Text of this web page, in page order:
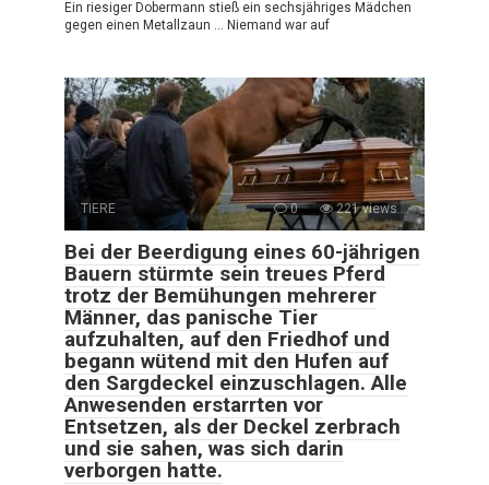
Ein riesiger Dobermann stieß ein sechsjähriges Mädchen
gegen einen Metallzaun … Niemand war auf
TIERE 0 221 views
Bei der Beerdigung eines 60-jährigen
Bauern stürmte sein treues Pferd
trotz der Bemühungen mehrerer
Männer, das panische Tier
aufzuhalten, auf den Friedhof und
begann wütend mit den Hufen auf
den Sargdeckel einzuschlagen. Alle
Anwesenden erstarrten vor
Entsetzen, als der Deckel zerbrach
und sie sahen, was sich darin
verborgen hatte.